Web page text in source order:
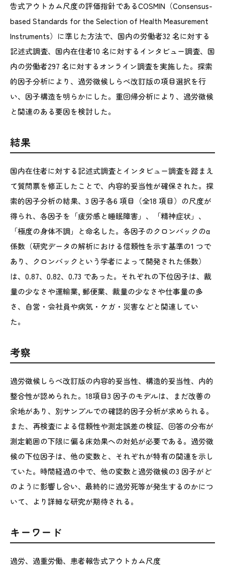
告式アウトカム尺度の評価指針であるCOSMIN（Consensus-
based Standards for the Selection of Health Measurement
Instruments）に準じた方法で、国内の労働者32 名に対する
記述式調査、国内在住者10 名に対するインタビュー調査、国
内の労働者297 名に対するオンライン調査を実施した。探索
的因子分析により、過労徴候しらべ改訂版の項目選択を行
い、因子構造を明らかにした。重回帰分析により、過労徴候
と関連のある要因を検討した。
結果
国内在住者に対する記述式調査とインタビュー調査を踏まえ
て質問票を修正したことで、内容的妥当性が確保された。探
索的因子分析の結果、3 因子各6 項目（全18 項目）の尺度が
得られ、各因子を「疲労感と睡眠障害」、「精神症状」、
「極度の身体不調」と命名した。各因子のクロンバックのα
係数（研究データの解析における信頼性を示す基準の1 つで
あり、クロンバックという学者によって開発された係数）
は、0.87、0.82、0.73 であった。それぞれの下位因子は、裁
量の少なさや運輸業, 郵便業、裁量の少なさや仕事量の多
さ、自営・会社員や病気・ケガ・災害などと関連してい
た。
考察
過労徴候しらべ改訂版の内容的妥当性、構造的妥当性、内的
整合性が認められた。18項目3 因子のモデルは、まだ改善の
余地があり、別サンプルでの確認的因子分析が求められる。
また、再検査による信頼性や測定誤差の検証、回答の分布が
測定範囲の下限に偏る床効果への対処が必要である。過労徴
候の下位因子は、他の変数と、それぞれが特有の関連を示し
ていた。時間経過の中で、他の変数と過労徴候の3 因子がど
のように影響し合い、最終的に過労死等が発生するのかにつ
いて、より詳細な研究が期待される。
キーワード
過労、過重労働、患者報告式アウトカム尺度